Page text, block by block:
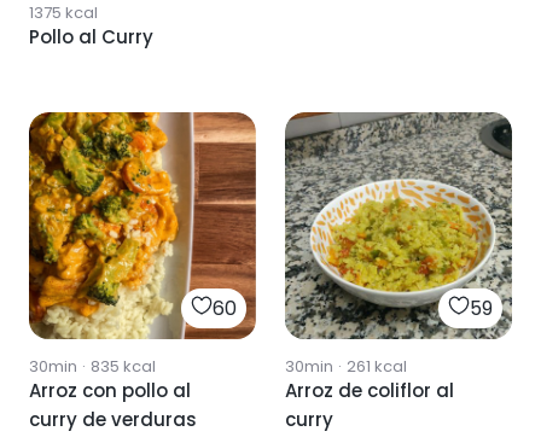
1375 kcal
Pollo al Curry
60
30min · 835 kcal
Arroz con pollo al
curry de verduras
59
30min · 261 kcal
Arroz de coliflor al
curry